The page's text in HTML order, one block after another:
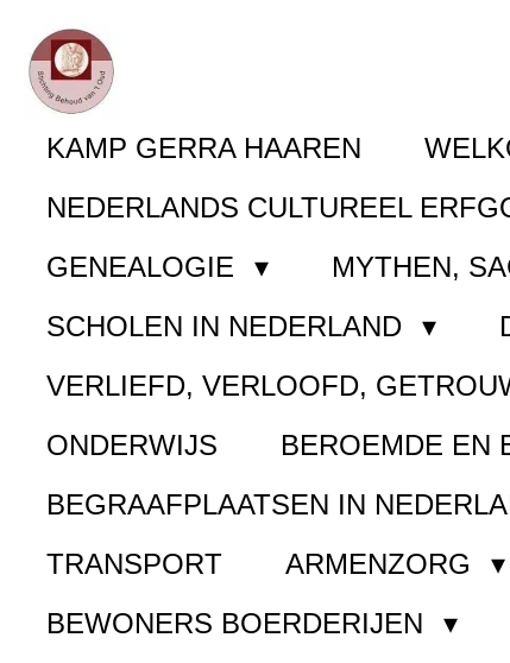
Ga
direct
naar
hoofdinhoud
KAMP GERRA HAAREN
NEDERLANDS CULTUREEL
GENEALOGIE
MYTHEN,
SCHOLEN IN NEDERLAND
VERLIEFD, VERLOOFD,
ONDERWIJS
BEROEMDE EN
BEGRAAFPLAATSEN IN
TRANSPORT
ARMENZORG
BEWONERS BOERDERIJEN